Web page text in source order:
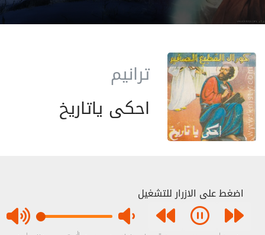
ترانيم
احكى ياتاريخ
اضغط على الازرار للتشغيل